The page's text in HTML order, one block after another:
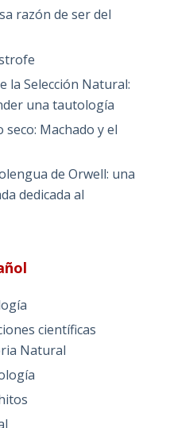
razón de ser del
la Selección Natural:
una tautología
Machado y el
de Orwell: una
dedicada al
científicas
Natural